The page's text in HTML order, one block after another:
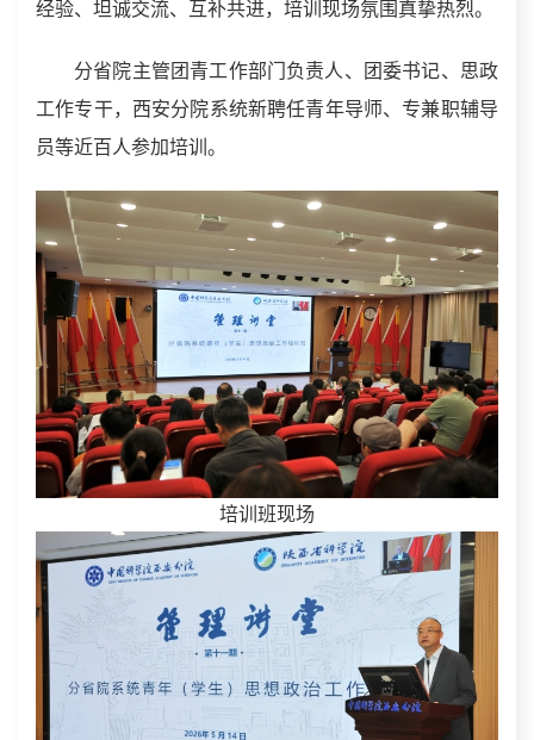
经验、坦诚交流、互补共进，培训现场氛围真挚热烈。
分省院主管团青工作部门负责人、团委书记、思政
工作专干，西安分院系统新聘任青年导师、专兼职辅导
员等近百人参加培训。
培训班现场